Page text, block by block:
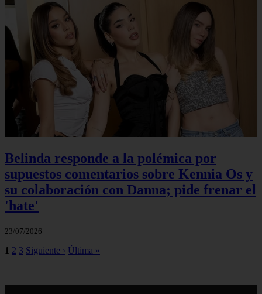
Belinda responde a la polémica por
supuestos comentarios sobre Kennia Os y
su colaboración con Danna; pide frenar el
'hate'
23/07/2026
1 2 3 Siguiente › Última »